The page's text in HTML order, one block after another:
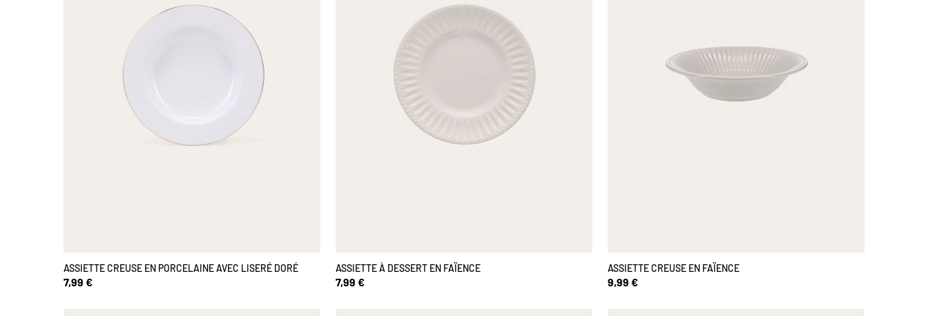
ASSIETTE CREUSE EN PORCELAINE AVEC LISERÉ DORÉ
7,99 €
ASSIETTE À DESSERT EN FAÏENCE
7,99 €
ASSIETTE CREUSE EN FAÏENCE
9,99 €